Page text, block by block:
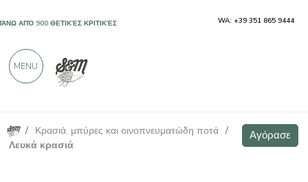
/ Κρασιά, μπύρες και οινοπνευματώδη ποτά /
Λευκά κρασιά
Αγόρασε
Chardonnay Friuli DOC - Villa Vitas Αγόρασε
ΑΠΌ 900 ΘΕΤΙΚΈΣ ΚΡΙΤΙΚΈΣ WA: +39 351 865 9444
MENU